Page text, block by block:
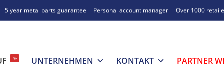
5 year metal parts guarantee Personal account manager Over 1000
-% UNTERNEHMEN KONTAKT PARTNER